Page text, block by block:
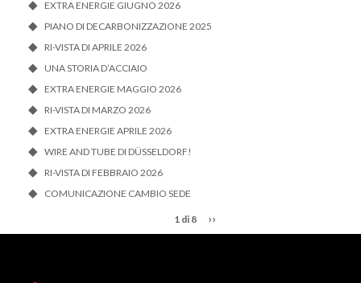
EXTRA ENERGIE GIUGNO 2026
PIANO DI DECARBONIZZAZIONE 2025
RI-VISTA DI APRILE 2026
UNA STORIA D’ACCIAIO
EXTRA ENERGIE MAGGIO 2026
RI-VISTA DI MARZO 2026
EXTRA ENERGIE APRILE 2026
WIRE AND TUBE DI DÜSSELDORF!
RI-VISTA DI FEBBRAIO 2026
COMUNICAZIONE CAMBIO SEDE
1 di 8 ››